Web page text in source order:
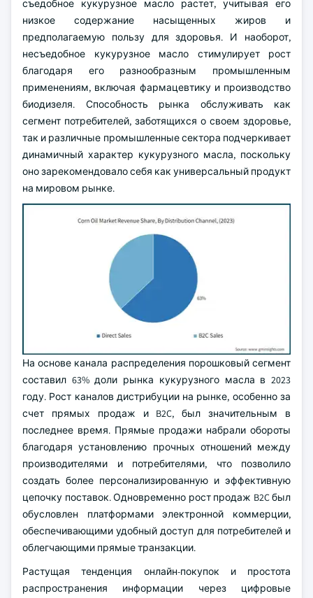
съедобное кукурузное масло растет, учитывая его
низкое содержание насыщенных жиров и
предполагаемую пользу для здоровья. И наоборот,
несъедобное кукурузное масло стимулирует рост
благодаря его разнообразным промышленным
применениям, включая фармацевтику и производство
биодизеля. Способность рынка обслуживать как
сегмент потребителей, заботящихся о своем здоровье,
так и различные промышленные сектора подчеркивает
динамичный характер кукурузного масла, поскольку
оно зарекомендовало себя как универсальный продукт
на мировом рынке.
На основе канала распределения порошковый сегмент
составил 63% доли рынка кукурузного масла в 2023
году. Рост каналов дистрибуции на рынке, особенно за
счет прямых продаж и B2C, был значительным в
последнее время. Прямые продажи набрали обороты
благодаря установлению прочных отношений между
производителями и потребителями, что позволило
создать более персонализированную и эффективную
цепочку поставок. Одновременно рост продаж B2C был
обусловлен платформами электронной коммерции,
обеспечивающими удобный доступ для потребителей и
облегчающими прямые транзакции.
Растущая тенденция онлайн-покупок и простота
распространения информации через цифровые